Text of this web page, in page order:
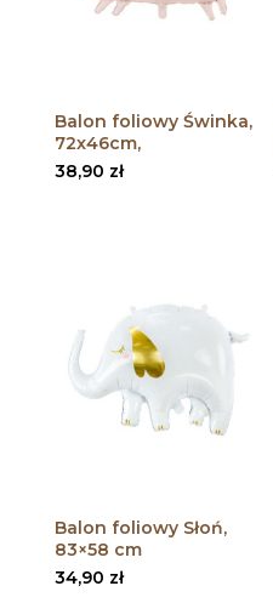
Balon foliowy Świnka,
72x46cm,
38,90 zł
Balon foliowy Słoń,
83×58 cm
34,90 zł